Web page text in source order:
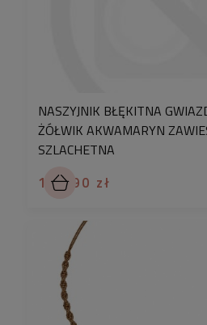
NASZYJNIK BŁĘKITNA
ŻÓŁWIK AKWAMARYN
SZLACHETNA
114,90 zł